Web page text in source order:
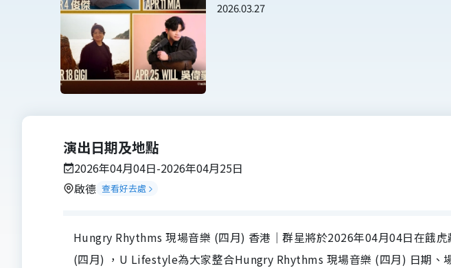
2026.03.27
演出日期及地點
2026年04月04日-2026年04月25日
啟德 查看好去處
Hungry Rhythms 現場音樂 (四月) 香港｜群星將於2026年04月04日在餓
(四月) ，U Lifestyle為大家整合Hungry Rhythms 現場音樂 (四月) 日期、